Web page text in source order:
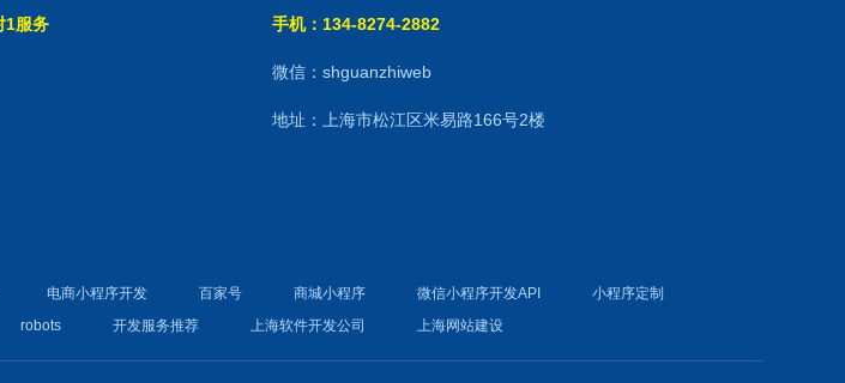
1服务 手机：134-8274-2882
微信：shguanzhiweb
地址：上海市松江区米易路166号2楼
电商小程序开发 百家号 商城小程序 微信小程序开发API
小程序定制
robots 开发服务推荐 上海软件开发公司 上海网站建设